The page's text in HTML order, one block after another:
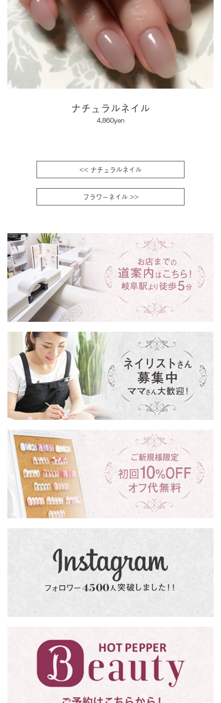
ナチュラルネイル
4,860yen
<< ナチュラルネイル
フラワーネイル >>